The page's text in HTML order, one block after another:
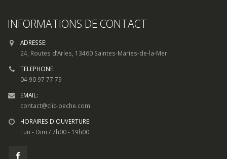
INFORMATIONS DE CONTACT
ADRESSE:
24, Routes d’Arles, 13460 Saintes-Maries-de-la-Mer
TELEPHONE:
04 90 97 77 79
EMAIL:
contact@clic-peche.com
HORAIRES D'OUVERTURE:
Lun - Dim / 7h00 - 19h00